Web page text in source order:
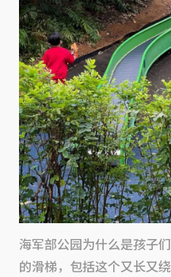
海军部公园为什么是孩子
的滑梯，包括这个又长又